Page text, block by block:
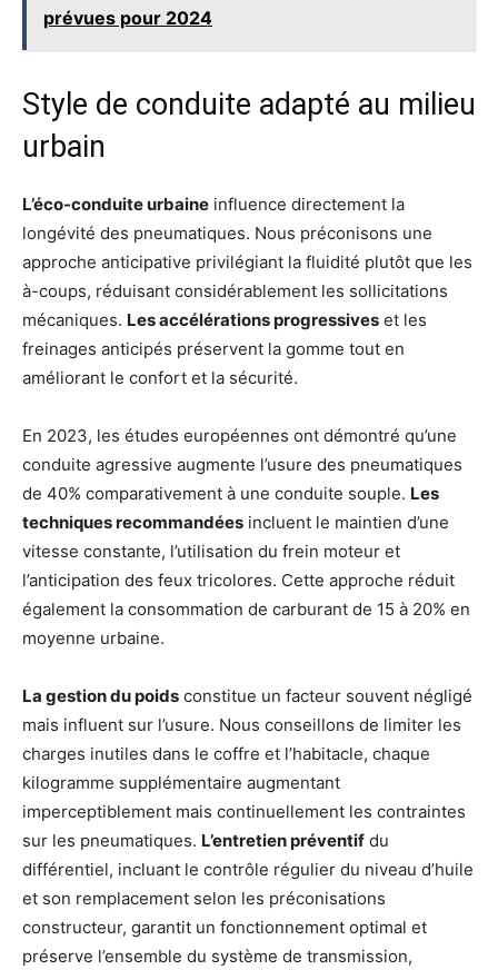
prévues pour 2024
Style de conduite adapté au milieu
urbain
L’éco-conduite urbaine influence directement la
longévité des pneumatiques. Nous préconisons une
approche anticipative privilégiant la fluidité plutôt que les
à-coups, réduisant considérablement les sollicitations
mécaniques. Les accélérations progressives et les
freinages anticipés préservent la gomme tout en
améliorant le confort et la sécurité.
En 2023, les études européennes ont démontré qu’une
conduite agressive augmente l’usure des pneumatiques
de 40% comparativement à une conduite souple. Les
techniques recommandées incluent le maintien d’une
vitesse constante, l’utilisation du frein moteur et
l’anticipation des feux tricolores. Cette approche réduit
également la consommation de carburant de 15 à 20% en
moyenne urbaine.
La gestion du poids constitue un facteur souvent négligé
mais influent sur l’usure. Nous conseillons de limiter les
charges inutiles dans le coffre et l’habitacle, chaque
kilogramme supplémentaire augmentant
imperceptiblement mais continuellement les contraintes
sur les pneumatiques. L’entretien préventif du
différentiel, incluant le contrôle régulier du niveau d’huile
et son remplacement selon les préconisations
constructeur, garantit un fonctionnement optimal et
préserve l’ensemble du système de transmission,